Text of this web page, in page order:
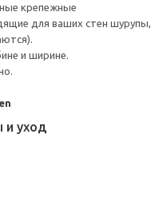
крепежные
для ваших стен шурупы,
и ширине.
и уход